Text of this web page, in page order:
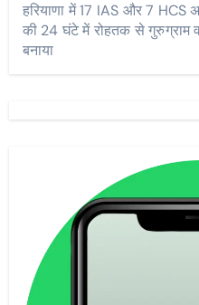
हरियाणा में 17 IAS और 7 HCS
की 24 घंटे में रोहतक से गुरुग्राम
बनाया